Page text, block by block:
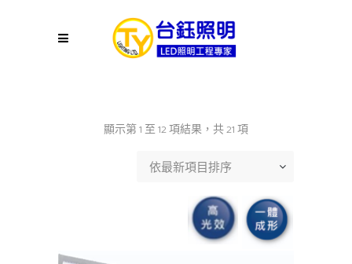
顯示第 1 至 12 項結果，共 21 項依
項
依最新項目排序